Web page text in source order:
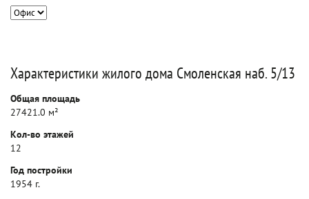
Характеристики жилого дома Смоленская наб. 5/13
Общая площадь
27421.0 м²
Кол-во этажей
12
Год постройки
1954 г.